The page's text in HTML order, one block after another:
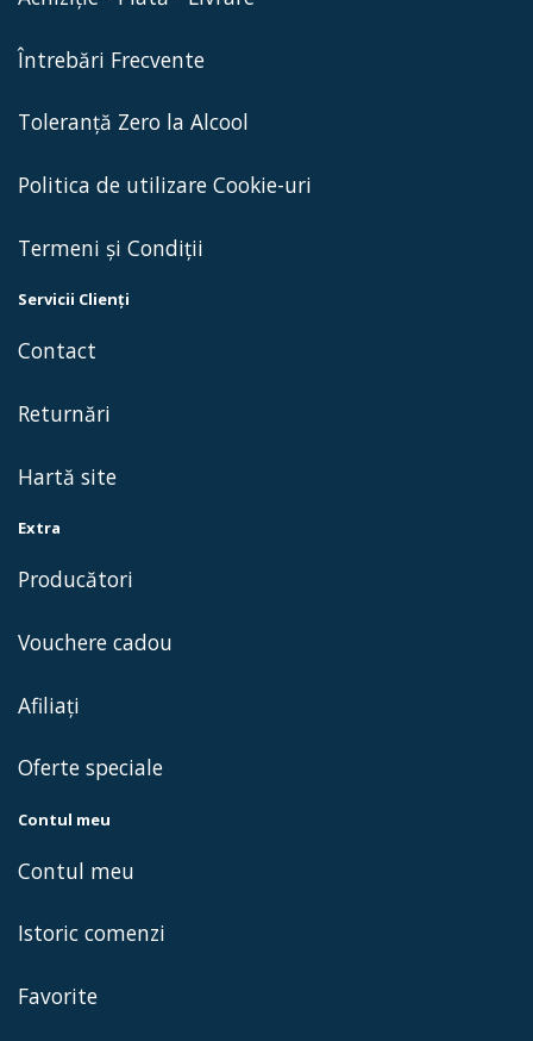
Întrebări Frecvente
Toleranță Zero la Alcool
Politica de utilizare Cookie-uri
Termeni și Condiții
Servicii Clienţi
Contact
Returnări
Hartă site
Extra
Producători
Vouchere cadou
Afiliaţi
Oferte speciale
Contul meu
Contul meu
Istoric comenzi
Favorite